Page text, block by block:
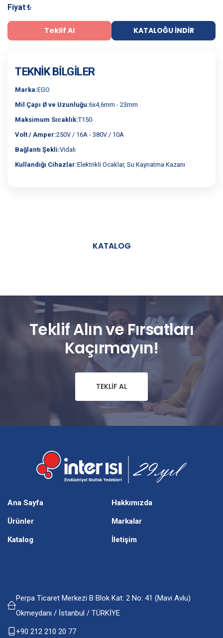
Fiyat:₺
Teklif Al KATALOĞU İNDIR
TEKNIK BILGILER
Marka:EGO
Mil Çapı Ø ve Uzunluğu:6x4,6mm - 23mm
Maksimum Sıcaklık:T150
Volt / Amper:250V / 16A - 380V / 10A
Bağlantı Şekli:Vidalı
Kullandığı Cihazlar:Elektrikli Ocaklar, Su Kaynatma Kazanı
KATALOG
Teklif Alın ve Fırsatları
Kaçırmayın!
TEKLIF AL
Ana Sayfa Hakkımızda
Ürünler Markalar
Katalog İletişim
Perpa Ticaret Merkezi B Blok Kat: 2 No: 41 (Mavi Avlu)
Okmeydanı / İstanbul / TÜRKİYE
+90 212 210 20 77